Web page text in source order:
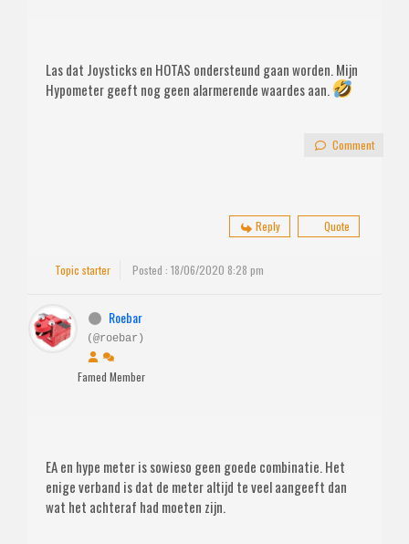
Las dat Joysticks en HOTAS ondersteund gaan worden. Mijn
Hypometer geeft nog geen alarmerende waardes aan.
Comment
Reply Quote
Topic starter Posted : 18/06/2020 8:28 pm
Roebar
(@roebar)
Famed Member
EA en hype meter is sowieso geen goede combinatie. Het
enige verband is dat de meter altijd te veel aangeeft dan
wat het achteraf had moeten zijn.